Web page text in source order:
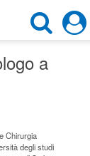
×
×
a
Chirurgia
degli studi